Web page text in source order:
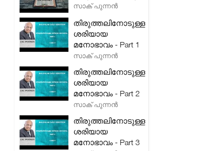
സാക് പുന്നൻ
തിരുത്തലിനോടുള്ള
ശരിയായ
മനോഭാവം - Part 1
സാക് പുന്നൻ
തിരുത്തലിനോടുള്ള
ശരിയായ
മനോഭാവം - Part 2
സാക് പുന്നൻ
തിരുത്തലിനോടുള്ള
ശരിയായ
മനോഭാവം - Part 3